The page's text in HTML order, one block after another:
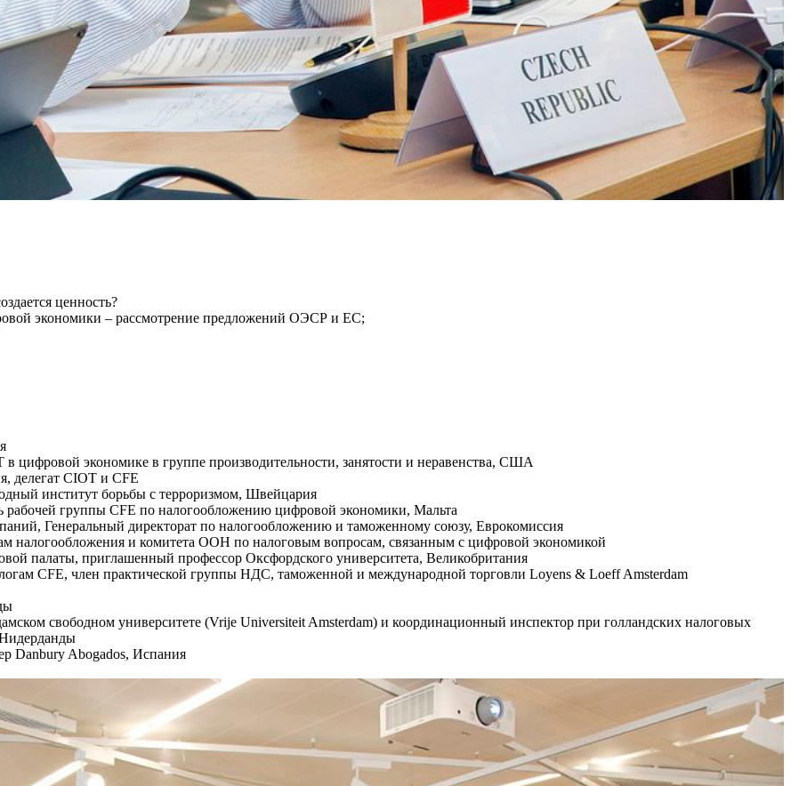
ценность?
экономики – рассмотрение предложений ОЭСР и ЕС;
в цифровой экономике в группе производительности, занятости и неравенства, США
делегат CIOT и CFE
институт борьбы с терроризмом, Швейцария
рабочей группы CFE по налогообложению цифровой экономики, Мальта
Генеральный директорат по налогообложению и таможенному союзу, Еврокомиссия
налогообложения и комитета ООН по налоговым вопросам, связанным с цифровой экономикой
палаты, приглашенный профессор Оксфордского университета, Великобритания
CFE, член практической группы НДС, таможенной и международной торговли Loyens & Loeff Amsterdam
свободном университете (Vrije Universiteit Amsterdam) и координационный инспектор при голландских налоговых
Danbury Abogados, Испания